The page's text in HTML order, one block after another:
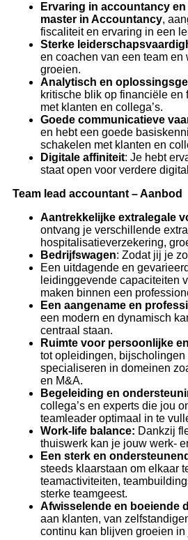
Ervaring in accountancy
master in Accountancy,
fiscaliteit en ervaring in een
Sterke
en coachen van een team en
groeien.
Analytisch en
kritische blik op financiële en
met klanten en collega’s.
Goede communicatieve
en hebt een goede
schakelen met klanten en
Digitale affiniteit: Je hebt
staat open voor verdere
Team lead accountant – Aanbod
Aantrekkelijke extralegale
ontvang je verschillende
hospitalisatieverzekering,
Bedrijfswagen: Zodat jij je
Een uitdagende en
leidinggevende capaciteiten
maken binnen een
Een aangename en
een modern en dynamisch
centraal staan.
Ruimte voor persoonlijke
tot opleidingen,
specialiseren in domeinen
en M&A.
Begeleiding en
collega’s en experts die jou
teamleader optimaal in te
Work-life balance: Dankzij
thuiswerk kan je jouw werk-
Een sterk en
steeds klaarstaan om elkaar
teamactiviteiten,
sterke teamgeest.
Afwisselende en boeiende
aan klanten, van
continu kan blijven groeien in